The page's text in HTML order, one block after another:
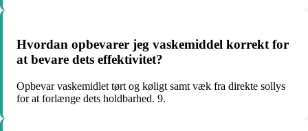
Hvordan opbevarer jeg vaskemiddel korrekt for
at bevare dets effektivitet?
Opbevar vaskemidlet tørt og køligt samt væk fra direkte sollys
for at forlænge dets holdbarhed. 9.